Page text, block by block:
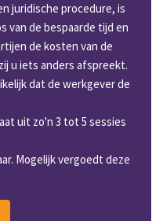
juridische procedure, is
van de bespaarde tijd en
de kosten van de
u iets anders afspreekt.
dat de werkgever de
uit zo'n 3 tot 5 sessies
Mogelijk vergoedt deze